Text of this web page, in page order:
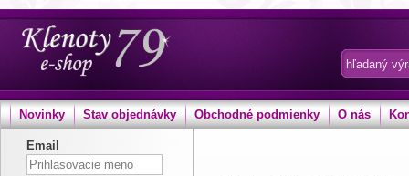
Novinky Stav objednávky Obchodné podmienky O nás
Email